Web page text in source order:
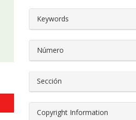
Keywords
Número
Sección
Copyright Information